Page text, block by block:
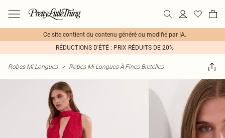
Ce site contient du contenu généré ou modifié par IA.
RÉDUCTIONS D'ÉTÉ : PRIX RÉDUITS DE 20%
Robes Mi-Longues > Robes Mi-Longues À Fines Bretelles